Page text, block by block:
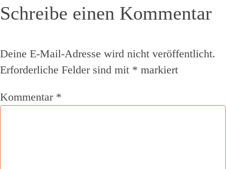
Schreibe einen Kommentar
Deine E-Mail-Adresse wird nicht veröffentlicht.
Erforderliche Felder sind mit * markiert
Kommentar *